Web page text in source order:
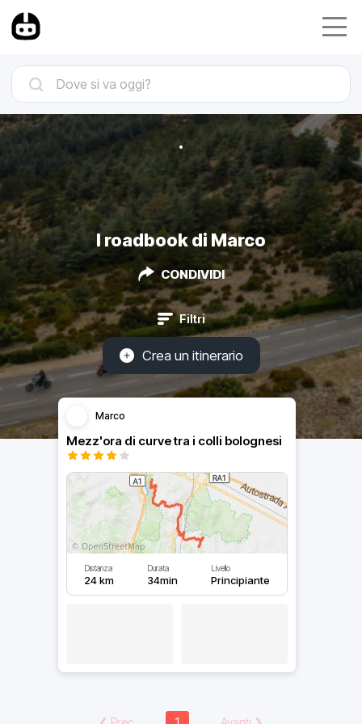
I roadbook di Marco
CONDIVIDI
Filtri
Crea un itinerario
Marco
Mezz'ora di curve tra i colli bolognesi
Distanza
24 km
Durata
34min
Livello
Principiante